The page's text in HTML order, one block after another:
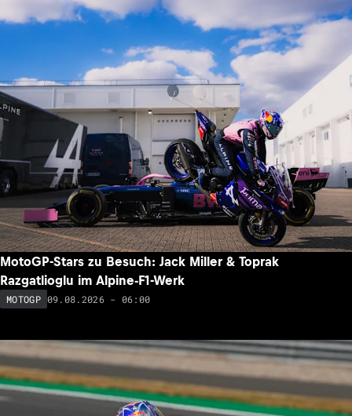
MotoGP-Stars zu Besuch: Jack Miller & Toprak
Razgatlioglu im Alpine-F1-Werk
MOTOGP 09.08.2026 - 06:00